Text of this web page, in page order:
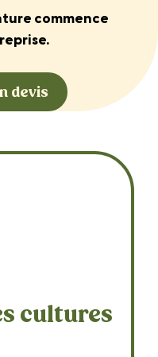
commence
devis
cultures